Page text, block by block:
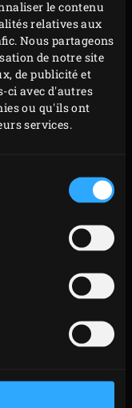
le contenu
relatives aux
Nous partageons
de notre site
de publicité et
ci avec d'autres
ou qu'ils ont
services.
grille et ajoutez le
une fois que le
rissolez les
jusqu’à ce
la farine au
3 minutes.
de tourner le
en fonte. Ajoutez
le couvercle
la soupe
pour le
tout en remuant
pas trop.